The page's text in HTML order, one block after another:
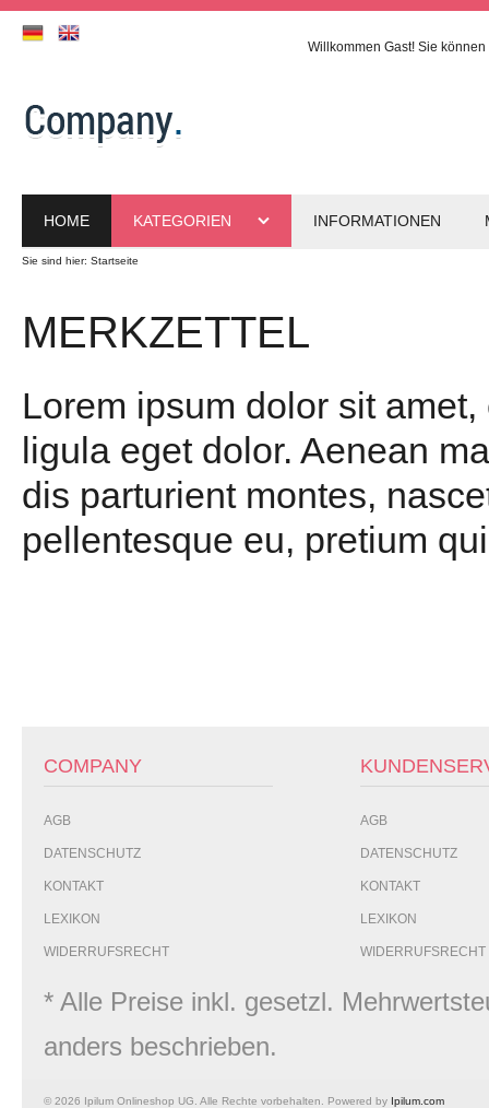
Willkommen Gast! Sie
HOME KATEGORIEN INFORMATIONEN
Sie sind hier: Startseite
MERKZETTEL
Lorem ipsum dolor sit
ligula eget dolor. Aenean
dis parturient montes,
pellentesque eu, pretium
COMPANY
AGB
DATENSCHUTZ
KONTAKT
LEXIKON
WIDERRUFSRECHT
AGB
DATENSCHUTZ
KONTAKT
LEXIKON
WIDERRUFSRECHT
* Alle Preise inkl. gesetzl.
anders beschrieben.
© 2026 Ipilum Onlineshop UG. Alle Rechte vorbehalten. Powered by Ipilum.com